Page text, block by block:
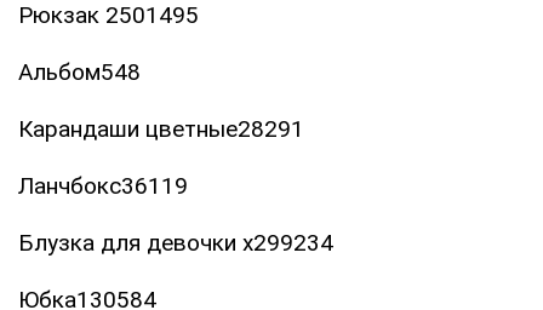
Рюкзак 2501495
Альбом548
Карандаши цветные28291
Ланчбокс36119
Блузка для девочки х299234
Юбка130584